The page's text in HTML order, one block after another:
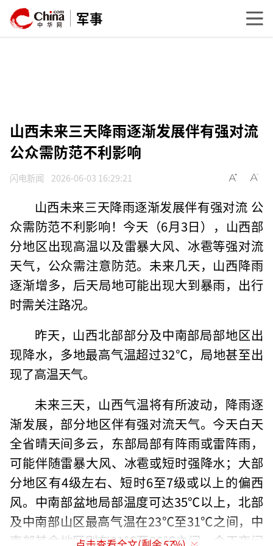
军事
山西未来三天降雨逐渐发展伴有强对流
公众需防范不利影响
闪电新闻 2026-06-03 16:29:21
山西未来三天降雨逐渐发展伴有强对流 公
众需防范不利影响！今天（6月3日），山西部
分地区出现高温以及雷暴大风、冰雹等强对流
天气，公众需注意防范。未来几天，山西降雨
逐渐增多，后天局地可能出现大到暴雨，出行
时需关注路况。
昨天，山西北部部分及中南部局部地区出
现降水，多地最高气温超过32℃，局地甚至出
现了高温天气。
未来三天，山西气温将有所波动，降雨逐
渐发展，部分地区伴有强对流天气。今天白天
全省晴天间多云，东部局部有阵雨或雷阵雨，
可能伴随雷暴大风、冰雹或短时强降水；大部
分地区有4级左右、短时6至7级或以上的偏西
风。中南部盆地局部温度可达35℃以上，北部
及中南部山区最高气温在23℃至31℃之间，中
南部其余地区则在31℃至36℃之间。今天夜间